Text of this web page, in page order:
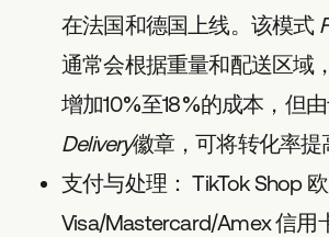
在法国和德国上线。该模式
通常会根据重量和配送区域
增加10%至18%的成本，但
Delivery徽章，可将转化率提
支付与处理： TikTok Shop
Visa/Mastercard/Amex 信用